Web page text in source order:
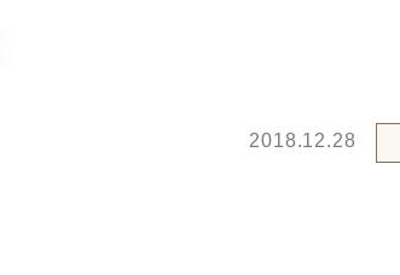
2018.12.28